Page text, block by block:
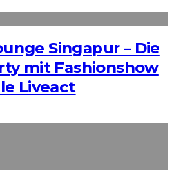
Singapur – Die
mit Fashionshow
Liveact